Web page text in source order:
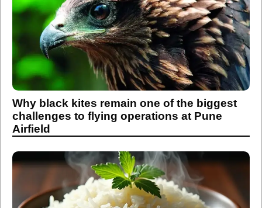
Why black kites remain one of the biggest
challenges to flying operations at Pune
Airfield